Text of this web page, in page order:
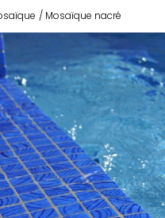
Mosaïque nacré